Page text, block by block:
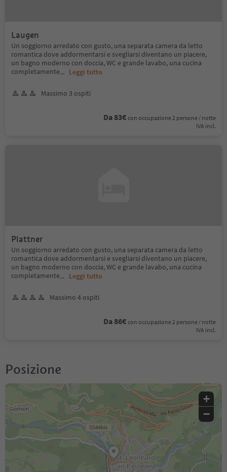
Laugen
Un soggiorno arredato con gusto, una separata camera da letto
romantica dove addormentarsi e svegliarsi diventano un piacere,
un bagno moderno con doccia, WC e grande lavabo, una cucina
completamente... Leggi tutto
Massimo 3 ospiti
Da 83€ con occupazione 2 persone / notte
IVA incl.
Plattner
Un soggiorno arredato con gusto, una separata camera da letto
romantica dove addormentarsi e svegliarsi diventano un piacere,
un bagno moderno con doccia, WC e grande lavabo, una cucina
completamente... Leggi tutto
Massimo 4 ospiti
Da 86€ con occupazione 2 persone / notte
IVA incl.
Posizione
+
−